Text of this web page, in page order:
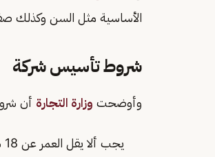
الأساسية مثل السن وكذلك
شروط تأسيس شركة
وأوضحت وزارة التجارة أن
يجب ألا يقل العمر عن 18 سنة، وفي حال كان قاصر يتم ارفاق صك الولاية ( في حال كان الولي غير الأب).